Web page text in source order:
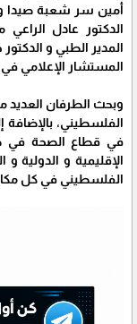
أمين سر شعبة صيدا و
الدكتور عادل
المدير الطبي و
المستشار الإعلامي في
وبحث الطرفان العديد
الفلسطيني، بالإضافة
في قطاع الصحة في
الإقليمية و الدولية
الفلسطيني في كل